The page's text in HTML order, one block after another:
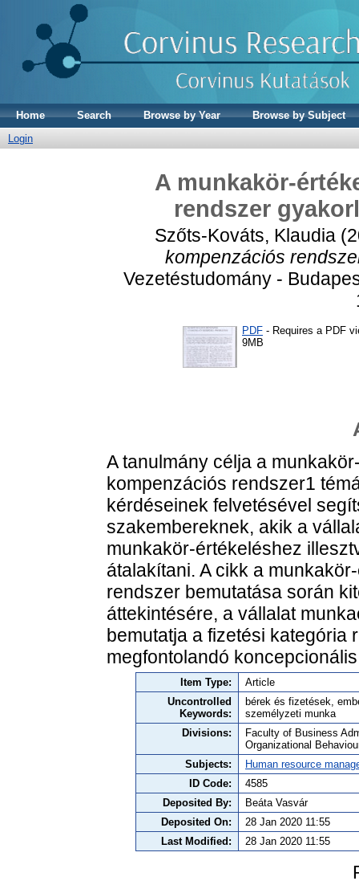
Home Search Browse by Year
Browse by Subject
Login
A munkakör-
rendszer
Szőts-Kováts, Klaudia
kompenzációs
Vezetéstudomány -
PDF - Requires a PDF
9MB
A tanulmány célja a
kompenzációs rendszer1
kérdéseinek felvetésével
szakembereknek, akik a
munkakör-értékeléshez
átalakítani. A cikk a
rendszer bemutatása során
áttekintésére, a vállalat
bemutatja a fizetési
megfontolandó
Item Type:
Article
Uncontrolled
Keywords:
bérek és fizetések,
személyzeti munka
Divisions:
Faculty of Business
Organizational
Subjects:
Human resource
ID Code:
4585
Deposited By:
Beáta Vasvár
Deposited On:
28 Jan 2020 11:55
Last Modified:
28 Jan 2020 11:55